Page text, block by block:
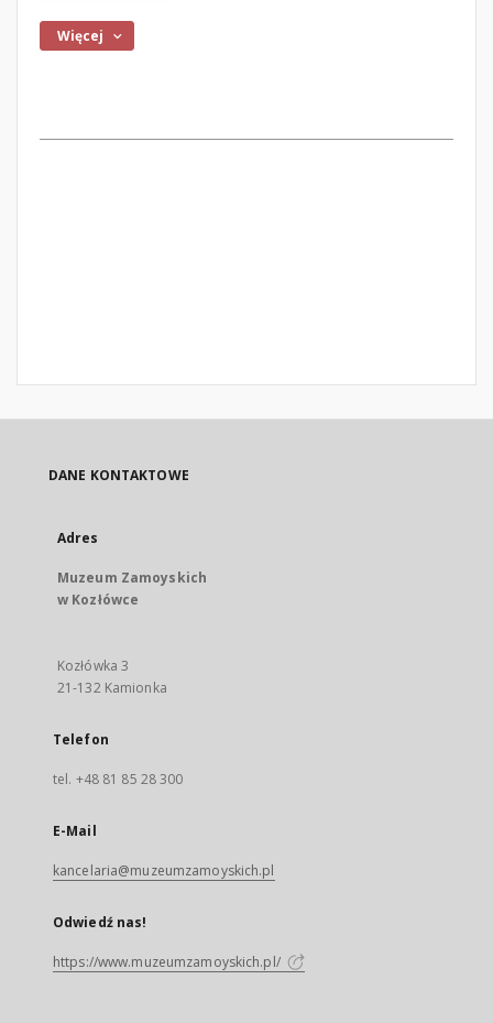
Więcej
DANE KONTAKTOWE
Adres
Muzeum Zamoyskich
w Kozłówce
Kozłówka 3
21-132 Kamionka
Telefon
tel. +48 81 85 28 300
E-Mail
kancelaria@muzeumzamoyskich.pl
Odwiedź nas!
https://www.muzeumzamoyskich.pl/